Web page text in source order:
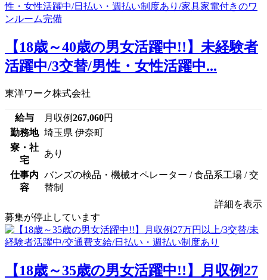
【18歳～40歳の男女活躍中!!】未経験者
活躍中/3交替/男性・女性活躍中...
東洋ワーク株式会社
給与 月収例267,060円
勤務地 埼玉県 伊奈町
寮・社
宅
あり
仕事内
容
バンズの検品・機械オペレーター / 食品系工場 / 交
替制
詳細を表示
募集が停止しています
【18歳～35歳の男女活躍中!!】月収例27